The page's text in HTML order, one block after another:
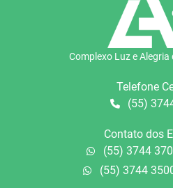
Complexo Luz e
Telefone
(55)
Contato dos
(55) 3744
(55) 3744